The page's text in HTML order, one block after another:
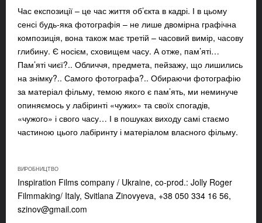
Час експозиції – це час життя об’єкта в кадрі. І в цьому
сенсі будь-яка фотографія – не лише двомірна графічна
композиція, вона також має третій – часовий вимір, часову
глибину. Є носієм, сховищем часу. А отже, пам’яті…
Пам’яті чиєї?.. Обличчя, предмета, пейзажу, що лишились
на знімку?.. Самого фотографа?.. Обираючи фотографію
за матеріал фільму, темою якого є пам’ять, ми неминуче
опиняємось у лабіринті «чужих» та своїх спогадів,
«чужого» і свого часу… І в пошуках виходу самі стаємо
частиною цього лабіринту і матеріалом власного фільму.
ВИРОБНИЦТВО
Inspiration Films company / Ukraine, co-prod.: Jolly Roger
Filmmaking/ Italy, Svitlana Zinovyeva, +38 050 334 16 56,
szinov@gmail.com